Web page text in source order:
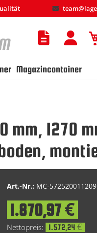
Magazincontainer
mm, 1270
Art.-Nr.: MC-
Special
Price
1.870,97 €
1.572,24 €